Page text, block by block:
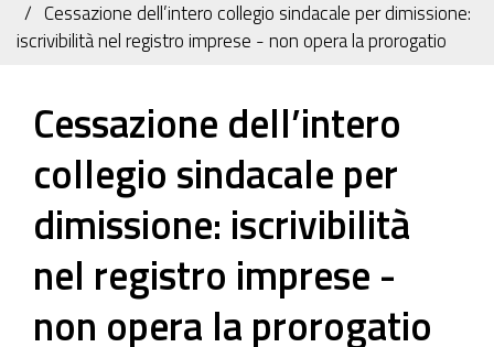
Cessazione dell’intero collegio sindacale per dimissione:
iscrivibilità nel registro imprese - non opera la prorogatio
Cessazione dell’intero
collegio sindacale per
dimissione: iscrivibilità
nel registro imprese -
non opera la prorogatio